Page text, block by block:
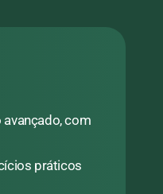
avançado, com
práticos